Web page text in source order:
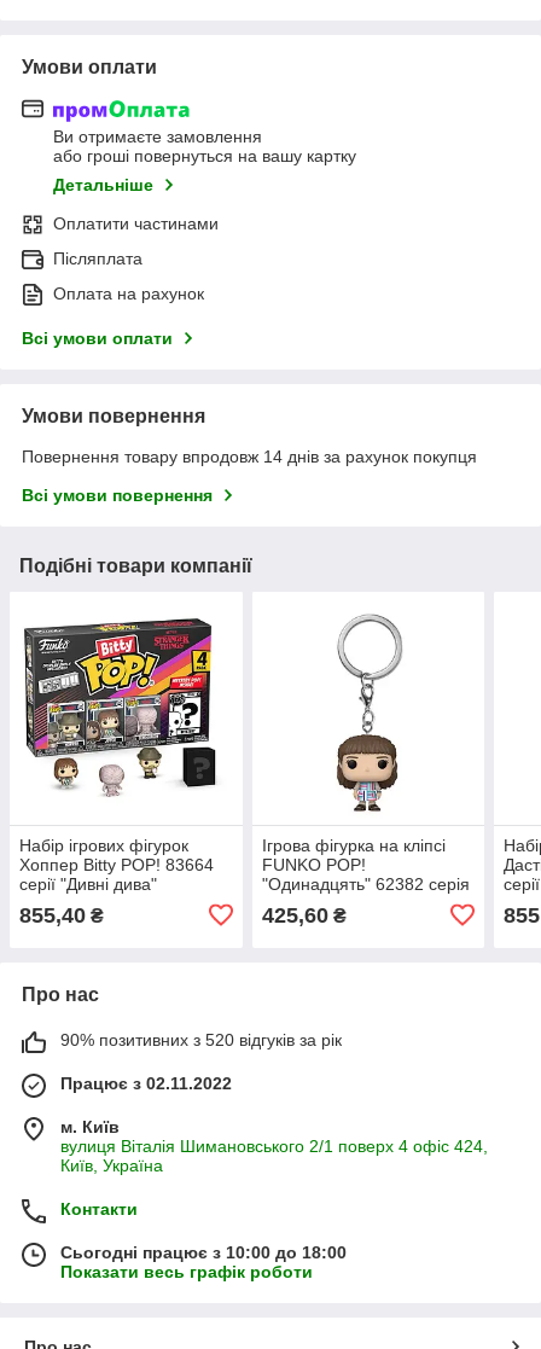
Умови оплати
Ви отримаєте замовлення
або гроші повернуться на вашу картку
Детальніше
Оплатити частинами
Післяплата
Оплата на рахунок
Всі умови оплати
Умови повернення
Повернення товару впродовж 14 днів за рахунок покупця
Всі умови повернення
Подібні товари компанії
Набір ігрових фігурок
Хоппер Bitty POP! 83664
серії "Дивні дива"
855,40 ₴
Ігрова фігурка на кліпсі
FUNKO POP!
"Одинадцять" 62382 серія
425,60₴
Про нас
90% позитивних з 520 відгуків за рік
Працює з 02.11.2022
м. Київ
вулиця Віталія Шимановського 2/1 поверх 4 офіс 424,
Київ, Україна
Контакти
Сьогодні працює з 10:00 до 18:00
Показати весь графік роботи